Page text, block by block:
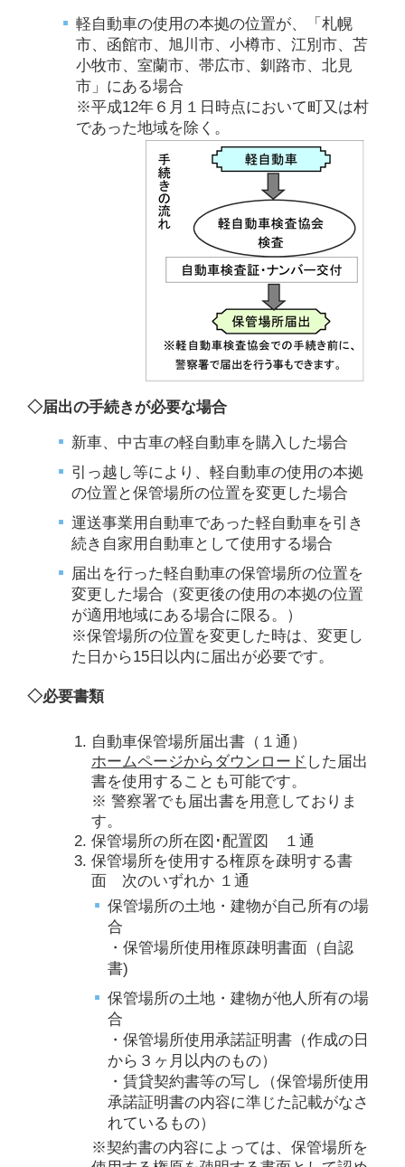
軽自動車の使用の本拠の位置が、「札幌
市、函館市、旭川市、小樽市、江別市、苫
小牧市、室蘭市、帯広市、釧路市、北見
市」にある場合
※平成12年６月１日時点において町又は村
であった地域を除く。
◇届出の手続きが必要な場合
新車、中古車の軽自動車を購入した場合
引っ越し等により、軽自動車の使用の本拠
の位置と保管場所の位置を変更した場合
運送事業用自動車であった軽自動車を引き
続き自家用自動車として使用する場合
届出を行った軽自動車の保管場所の位置を
変更した場合（変更後の使用の本拠の位置
が適用地域にある場合に限る。）
※保管場所の位置を変更した時は、変更し
た日から15日以内に届出が必要です。
◇必要書類
自動車保管場所届出書（１通）
ホームページからダウンロード した届出
書を使用することも可能です。
※ 警察署でも届出書を用意しておりま
す。
保管場所の所在図･配置図 １通
保管場所を使用する権原を疎明する書
面 次のいずれか １通
保管場所の土地・建物が自己所有の場
合
・保管場所使用権原疎明書面（自認
書)
保管場所の土地・建物が他人所有の場
合
・保管場所使用承諾証明書（作成の日
から３ヶ月以内のもの）
・賃貸契約書等の写し（保管場所使用
承諾証明書の内容に準じた記載がなさ
れているもの）
※契約書の内容によっては、保管場所を